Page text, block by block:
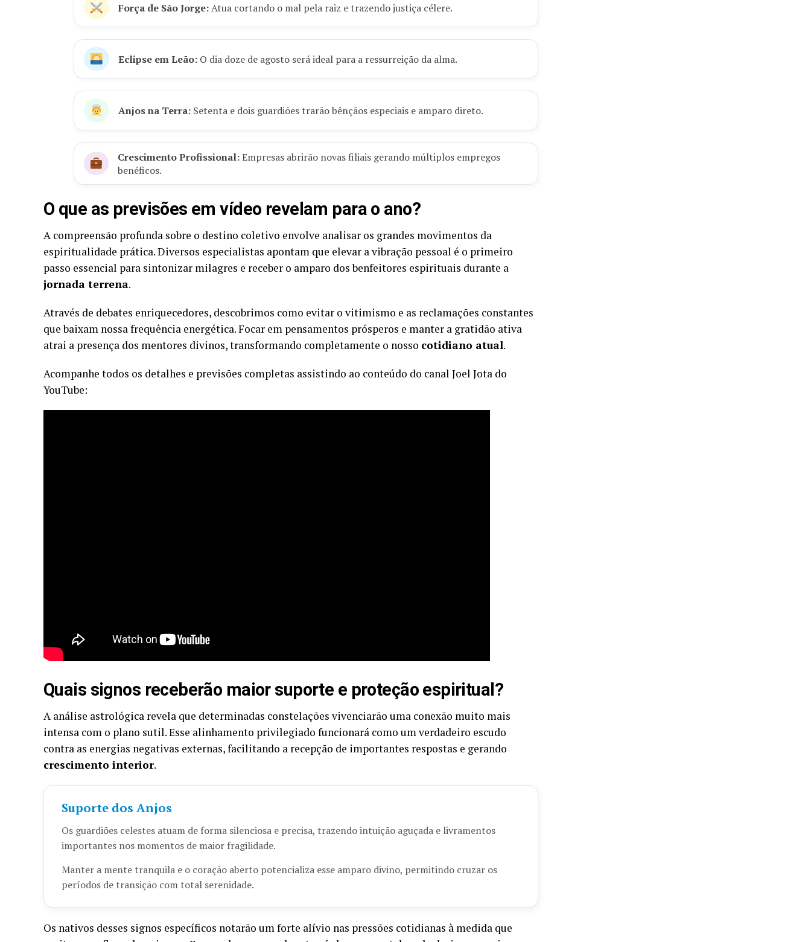
Força de São Jorge:Atua cortando o mal pela raiz e trazendo justiça célere.
Eclipse em Leão:O dia doze de agosto será ideal para a ressurreição da alma.
Anjos na Terra:Setenta e dois guardiões trarão bênçãos especiais e amparo direto.
Crescimento Profissional:Empresas abrirão novas filiais gerando múltiplos empregos
benéficos.
O que as previsões em vídeo revelam para o ano?
A compreensão profunda sobre o destino coletivo envolve analisar os grandes movimentos da
espiritualidade prática. Diversos especialistas apontam que elevar a vibração pessoal é o primeiro
passo essencial para sintonizar milagres e receber o amparo dos benfeitores espirituais durante a
jornada terrena.
Através de debates enriquecedores, descobrimos como evitar o vitimismo e as reclamações constantes
que baixam nossa frequência energética. Focar em pensamentos prósperos e manter a gratidão ativa
atrai a presença dos mentores divinos, transformando completamente o nosso cotidiano atual.
Acompanhe todos os detalhes e previsões completas assistindo ao conteúdo do canal Joel Jota do
YouTube:
Quais signos receberão maior suporte e proteção espiritual?
A análise astrológica revela que determinadas constelações vivenciarão uma conexão muito mais
intensa com o plano sutil. Esse alinhamento privilegiado funcionará como um verdadeiro escudo
contra as energias negativas externas, facilitando a recepção de importantes respostas e gerando
crescimento interior.
Suporte dos Anjos
Os guardiões celestes atuam de forma silenciosa e precisa, trazendo intuição aguçada e livramentos
importantes nos momentos de maior fragilidade.
Manter a mente tranquila e o coração aberto potencializa esse amparo divino, permitindo cruzar os
períodos de transição com total serenidade.
Os nativos desses signos específicos notarão um forte alívio nas pressões cotidianas à medida que